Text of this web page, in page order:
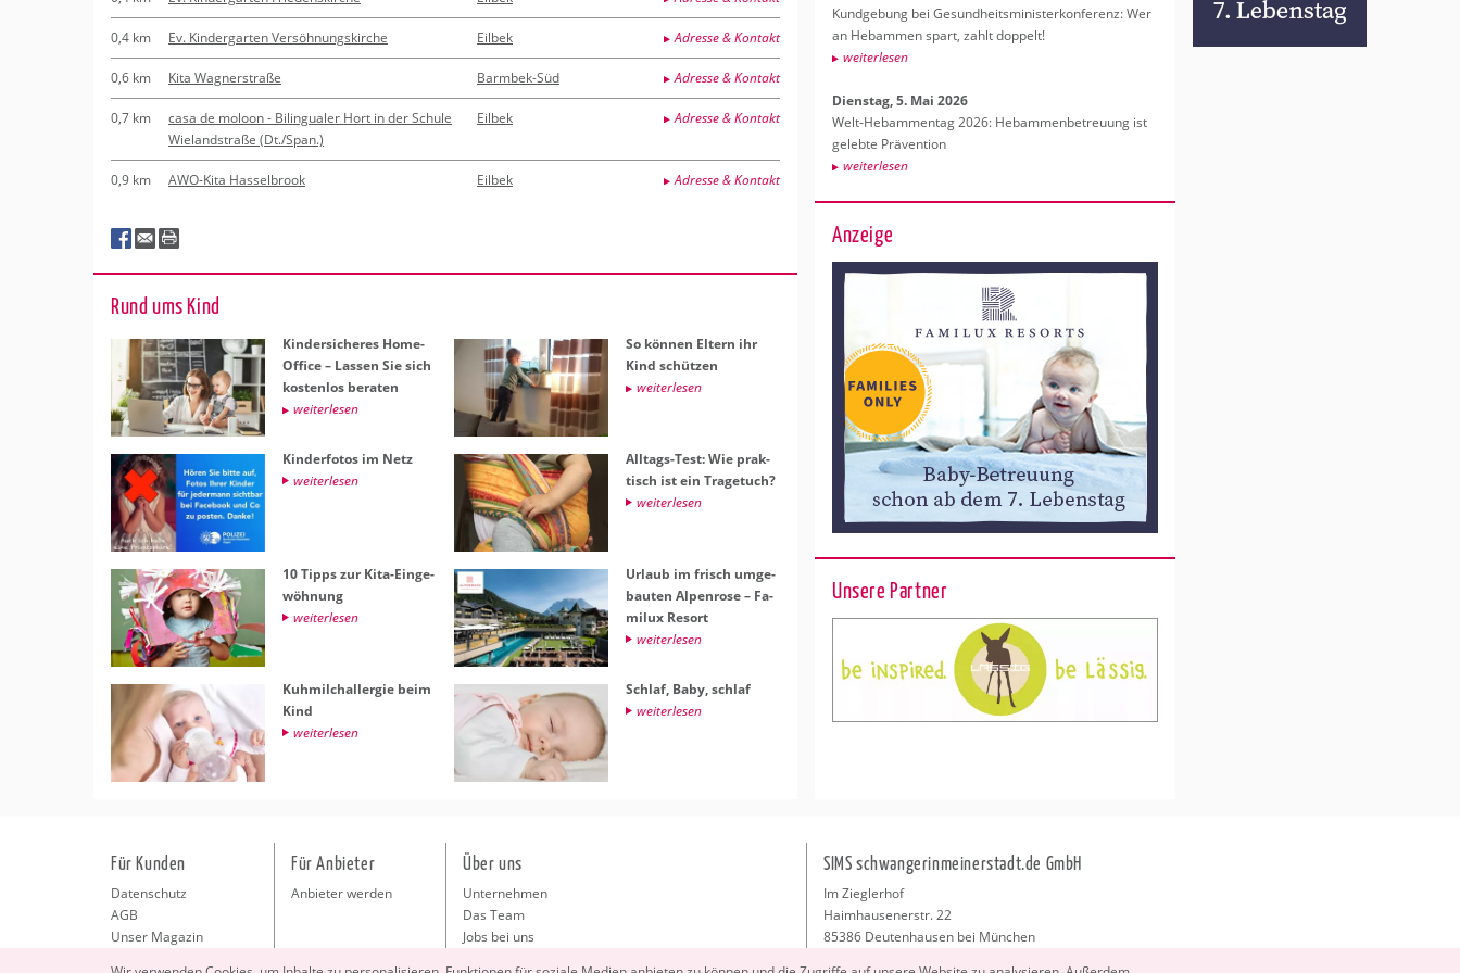
0,4 km Ev. Kindergarten Versöhnungskirche Eilbek Adresse & Kontakt
0,6 km Kita Wagnerstraße Barmbek-Süd Adresse & Kontakt
0,7 km
casa de moloon - Bilingualer Hort in der Schule
Wielandstraße (Dt./Span.)
Eilbek Adresse & Kontakt
0,9 km AWO-Kita Hasselbrook Eilbek Adresse & Kontakt
Rund ums Kind
Kin­der­si­che­res Home-
Of­fice – Las­sen Sie sich
kos­ten­los be­ra­ten
wei­ter­le­sen
So kön­nen El­tern ihr
Kind schüt­zen
wei­ter­le­sen
Kin­der­fo­tos im Netz
wei­ter­le­sen
All­tags-Test: Wie prak­
tisch ist ein Tra­ge­tuch?
wei­ter­le­sen
10 Tipps zur Kita-Ein­ge­
wöh­nung
wei­ter­le­sen
Ur­laub im frisch um­ge­
bau­ten Al­pen­ro­se – Fa­
mi­lux Re­sort
wei­ter­le­sen
Kuh­milch­all­er­gie beim
Kind
wei­ter­le­sen
Schlaf, Baby, schlaf
wei­ter­le­sen
Kund­ge­bung bei Ge­sund­heits­mi­nis­ter­kon­fe­renz: Wer
an Heb­am­men spart, zahlt dop­pelt!
wei­ter­le­sen
Diens­tag, 5. Mai 2026
Welt-Heb­am­men­tag 2026: Heb­am­men­be­treu­ung ist
ge­leb­te Prä­ven­ti­on
wei­ter­le­sen
Anzeige
Unsere Partner
Für Kunden
Datenschutz
AGB
Unser Magazin
Für Anbieter
Anbieter werden
Über uns
Unternehmen
Das Team
Jobs bei uns
SIMS schwangerinmeinerstadt.de GmbH
Im Zieglerhof
Haimhausenerstr. 22
85386 Deutenhausen bei München